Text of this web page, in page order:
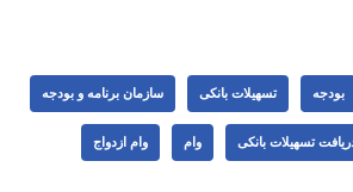
بودجه تسهیلات بانکی سازمان برنامه و بودجه
تسهیلات بانکی وام وام ازدواج